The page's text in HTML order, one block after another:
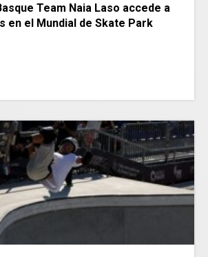
Team Naia Laso accede a
en el Mundial de Skate Park